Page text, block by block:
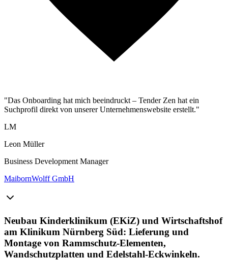
"Das Onboarding hat mich beeindruckt – Tender Zen hat ein
Suchprofil direkt von unserer Unternehmenswebsite erstellt."
LM
Leon Müller
Business Development Manager
MaibornWolff GmbH
Neubau Kinderklinikum (EKiZ) und Wirtschaftshof
am Klinikum Nürnberg Süd: Lieferung und
Montage von Rammschutz-Elementen,
Wandschutzplatten und Edelstahl-Eckwinkeln.